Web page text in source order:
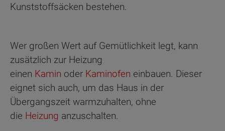
Kunststoffsäcken bestehen.
Wer großen Wert auf Gemütlichkeit legt, kann
zusätzlich zur Heizung
einen Kamin oder Kaminofen einbauen. Dieser
eignet sich auch, um das Haus in der
Übergangszeit warmzuhalten, ohne
die Heizung anzuschalten.